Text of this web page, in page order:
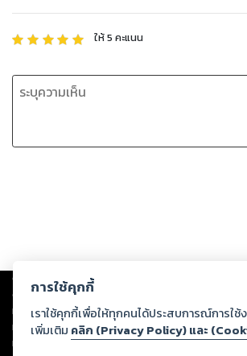
ให้5 คะแนน
Copyright © 2026
ต่อผลงานหรือเนื้อหาใดที่อัปโหลดผ่านเว็บไซต์และปรากฏ
ทรัพย์สินทางปัญญาของบุคคลอื่นหรือขัดต่อกฎหมายแล
ทุกท่านโปรดใช้วิจารณญาณในการกลั่นกรองด้วยตนเอง
หนึ่งส่วนใดขัดต่อกฎหมายและศีลธรรม กรุณาแจ้งมายังบ
การใช้คุกกี้
เราใช้คุกกี้เพื่อให้ทุกคนได้ประสบการณ์การใ
เพิ่มเติม คลิก (Privacy Policy) และ